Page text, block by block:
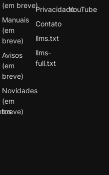
(em breve)
Manuais
(em
breve)
Avisos
(em
breve)
Novidades
(em
breve)
Privacidade
Contato
llms.txt
llms-
full.txt
YouTube